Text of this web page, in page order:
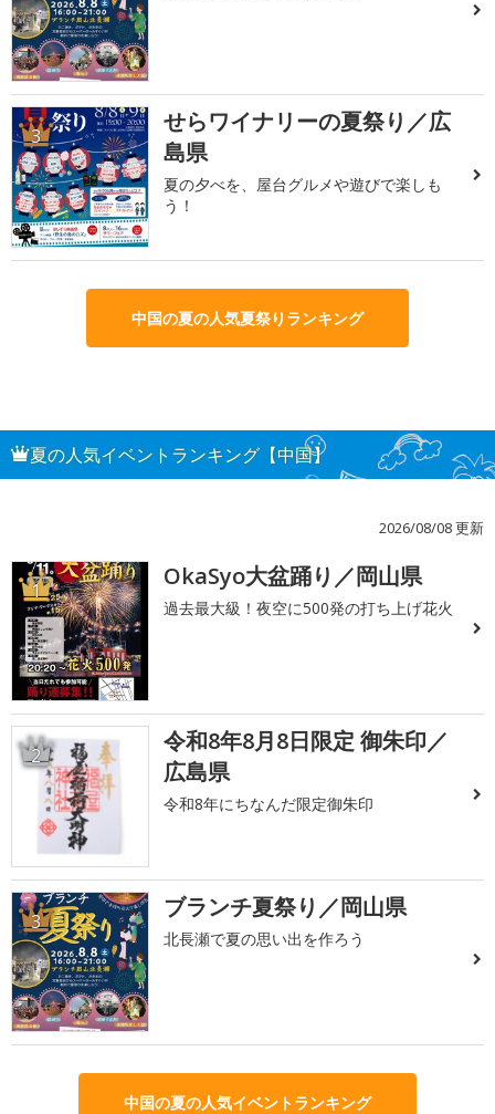
3
せらワイナリーの夏祭り／広
島県
夏の夕べを、屋台グルメや遊びで楽しも
う！
中国の夏の人気夏祭りランキング
夏の人気イベントランキング【中国】
2026/08/08 更新
1 OkaSyo大盆踊り／岡山県
過去最大級！夜空に500発の打ち上げ花火
2
令和8年8月8日限定 御朱印／
広島県
令和8年にちなんだ限定御朱印
3 ブランチ夏祭り／岡山県
北長瀬で夏の思い出を作ろう
中国の夏の人気イベントランキング